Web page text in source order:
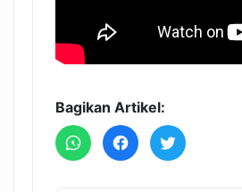
Bagikan Artikel: